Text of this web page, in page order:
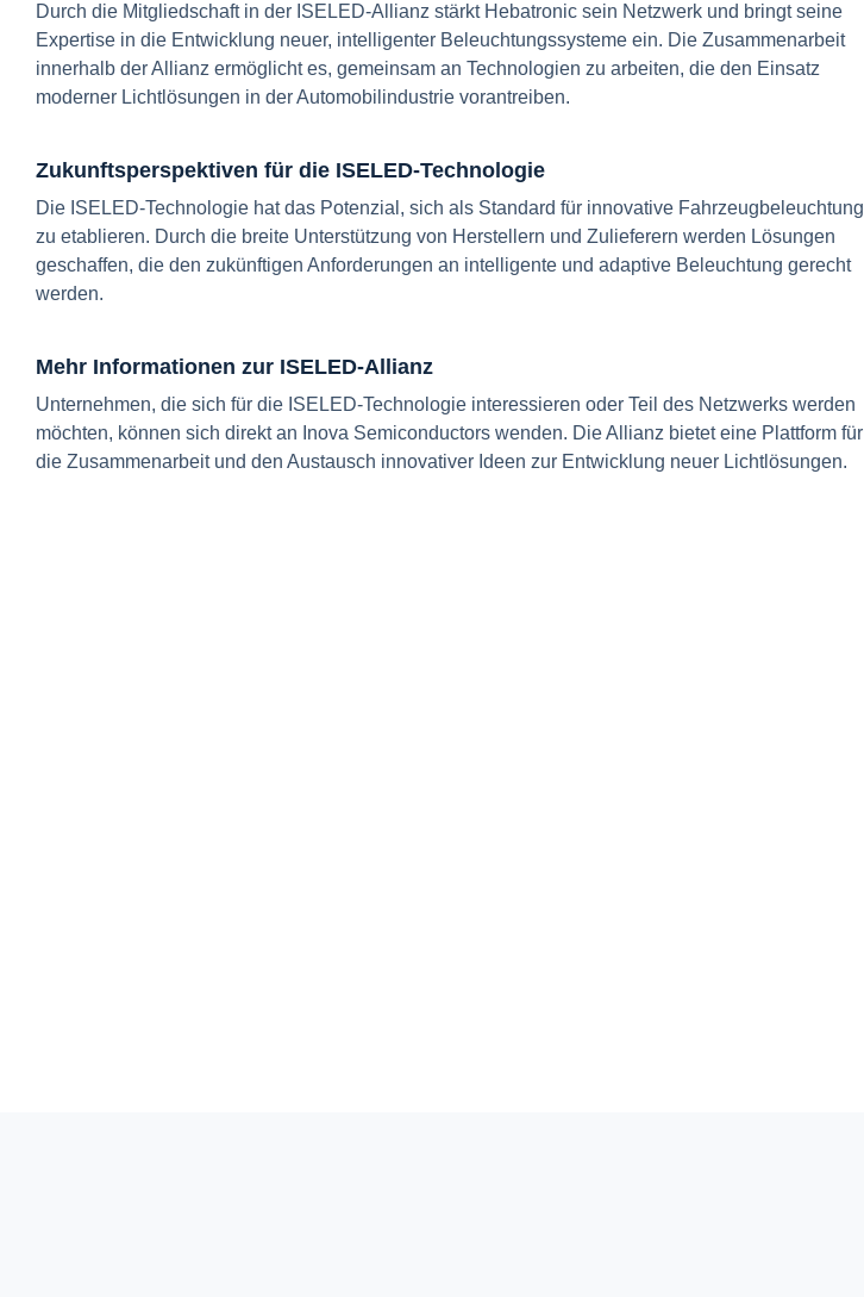
Durch die Mitgliedschaft in der ISELED-Allianz stärkt Hebatronic sein Netzwerk und bringt seine
Expertise in die Entwicklung neuer, intelligenter Beleuchtungssysteme ein. Die Zusammenarbeit
innerhalb der Allianz ermöglicht es, gemeinsam an Technologien zu arbeiten, die den Einsatz
moderner Lichtlösungen in der Automobilindustrie vorantreiben.
Zukunftsperspektiven für die ISELED-Technologie
Die ISELED-Technologie hat das Potenzial, sich als Standard für innovative Fahrzeugbeleuchtung
zu etablieren. Durch die breite Unterstützung von Herstellern und Zulieferern werden Lösungen
geschaffen, die den zukünftigen Anforderungen an intelligente und adaptive Beleuchtung gerecht
werden.
Mehr Informationen zur ISELED-Allianz
Unternehmen, die sich für die ISELED-Technologie interessieren oder Teil des Netzwerks werden
möchten, können sich direkt an Inova Semiconductors wenden. Die Allianz bietet eine Plattform für
die Zusammenarbeit und den Austausch innovativer Ideen zur Entwicklung neuer Lichtlösungen.